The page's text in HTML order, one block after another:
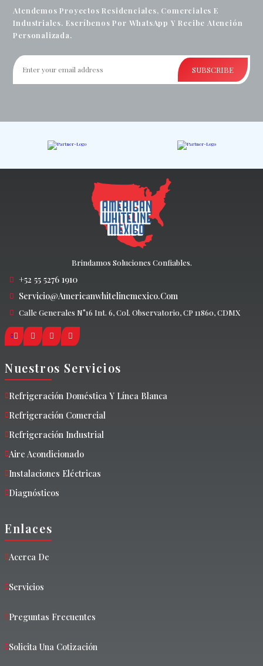
Atendemos Proyectos Residenciales, Comerciales E
Industriales. Escríbenos Por WhatsApp Y Recibe Atención
Personalizada.
SUBSCRIBE
Brindamos Soluciones Confiables.
+52 55 5276 1910
Servicio@americanwhitelinemexico.com
Calle Generales N°16 Int. 6, Col. Observatorio, CP 11860, CDMX
Nuestros Servicios
Refrigeración Doméstica Y Línea Blanca
Refrigeración Comercial
Refrigeración Industrial
Aire Acondicionado
Instalaciones Eléctricas
Diagnósticos
Enlaces
Acerca De
Servicios
Preguntas Frecuentes
Solicita Una Cotización